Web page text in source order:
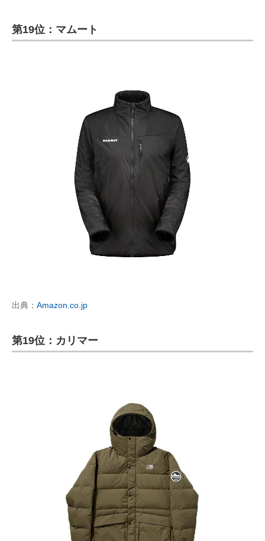
第19位：マムート
出典： Amazon.co.jp
第19位：カリマー